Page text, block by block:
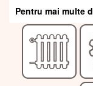
Pentru mai multe